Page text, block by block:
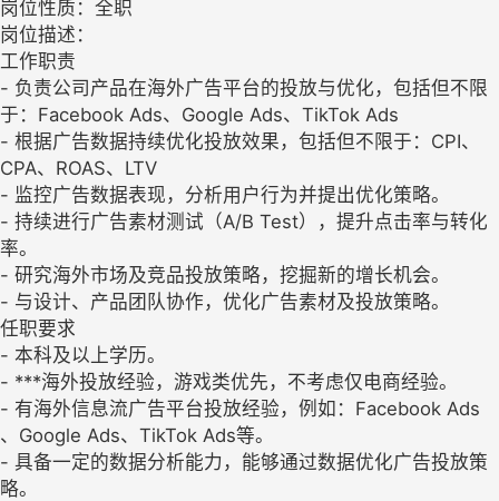
岗位性质：全职
岗位描述：
工作职责
- 负责公司产品在海外广告平台的投放与优化，包括但不限
于：Facebook Ads、Google Ads、TikTok Ads
- 根据广告数据持续优化投放效果，包括但不限于：CPI、
CPA、ROAS、LTV
- 监控广告数据表现，分析用户行为并提出优化策略。
- 持续进行广告素材测试（A/B Test），提升点击率与转化
率。
- 研究海外市场及竞品投放策略，挖掘新的增长机会。
- 与设计、产品团队协作，优化广告素材及投放策略。
任职要求
- 本科及以上学历。
- ***海外投放经验，游戏类优先，不考虑仅电商经验。
- 有海外信息流广告平台投放经验，例如：Facebook Ads
、Google Ads、TikTok Ads等。
- 具备一定的数据分析能力，能够通过数据优化广告投放策
略。